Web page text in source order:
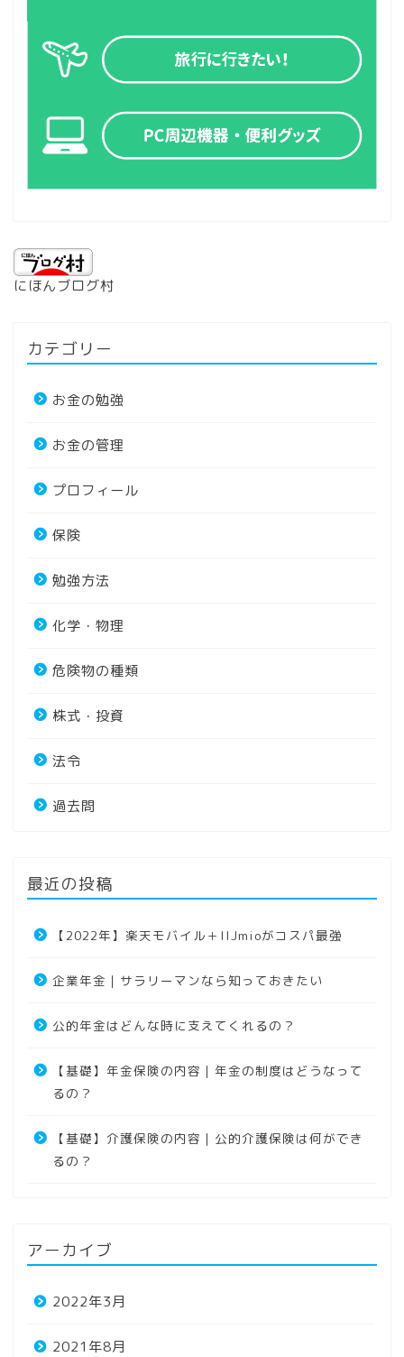
にほんブログ村
カテゴリー
お金の勉強
お金の管理
プロフィール
保険
勉強方法
化学・物理
危険物の種類
株式・投資
法令
過去問
最近の投稿
【2022年】楽天モバイル＋IIJmioがコスパ最強
企業年金｜サラリーマンなら知っておきたい
公的年金はどんな時に支えてくれるの？
【基礎】年金保険の内容｜年金の制度はどうなって
るの？
【基礎】介護保険の内容｜公的介護保険は何ができ
るの？
アーカイブ
2022年3月
2021年8月